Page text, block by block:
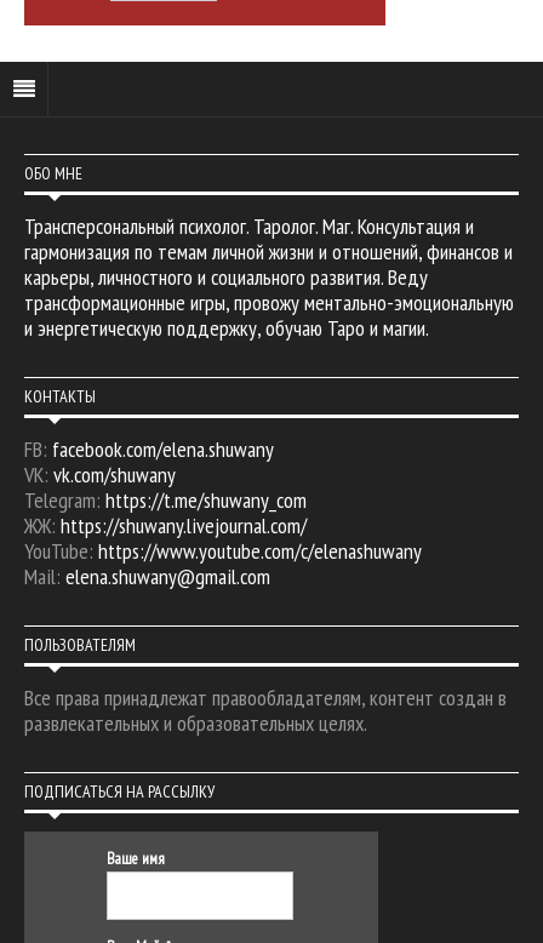
ОБО МНЕ
Трансперсональный психолог. Таролог. Маг. Консультация и
гармонизация по темам личной жизни и отношений, финансов и
карьеры, личностного и социального развития. Веду
трансформационные игры, провожу ментально-эмоциональную
и энергетическую поддержку, обучаю Таро и магии.
КОНТАКТЫ
FB: facebook.com/elena.shuwany
VK: vk.com/shuwany
Telegram: https://t.me/shuwany_com
ЖЖ: https://shuwany.livejournal.com/
YouTube: https://www.youtube.com/c/elenashuwany
Mail: elena.shuwany@gmail.com
ПОЛЬЗОВАТЕЛЯМ
Все права принадлежат правообладателям, контент создан в
развлекательных и образовательных целях.
ПОДПИСАТЬСЯ НА РАССЫЛКУ
Ваше имя